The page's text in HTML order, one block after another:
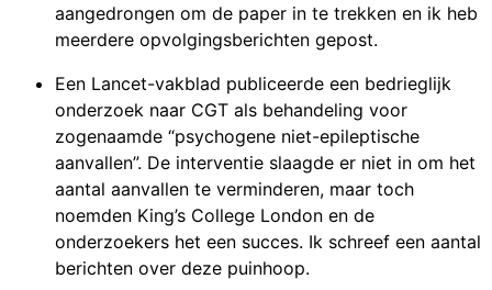
aangedrongen om de paper in te trekken en ik heb
meerdere opvolgingsberichten gepost.
Een Lancet-vakblad publiceerde een bedrieglijk
onderzoek naar CGT als behandeling voor
zogenaamde “psychogene niet-epileptische
aanvallen”. De interventie slaagde er niet in om het
aantal aanvallen te verminderen, maar toch
noemden King’s College London en de
onderzoekers het een succes. Ik schreef een aantal
berichten over deze puinhoop.